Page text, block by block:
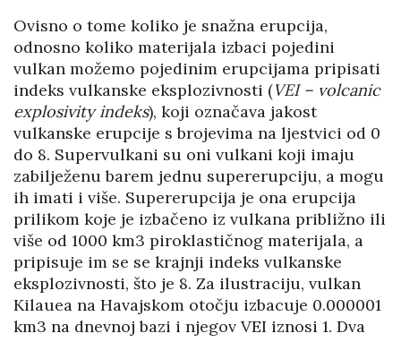
Ovisno o tome koliko je snažna erupcija,
odnosno koliko materijala izbaci pojedini
vulkan možemo pojedinim erupcijama pripisati
indeks vulkanske eksplozivnosti (VEI – volcanic
explosivity indeks), koji označava jakost
vulkanske erupcije s brojevima na ljestvici od 0
do 8. Supervulkani su oni vulkani koji imaju
zabilježenu barem jednu supererupciju, a mogu
ih imati i više. Supererupcija je ona erupcija
prilikom koje je izbačeno iz vulkana približno ili
više od 1000 km3 piroklastičnog materijala, a
pripisuje im se se krajnji indeks vulkanske
eksplozivnosti, što je 8. Za ilustraciju, vulkan
Kilauea na Havajskom otočju izbacuje 0.000001
km3 na dnevnoj bazi i njegov VEI iznosi 1. Dva